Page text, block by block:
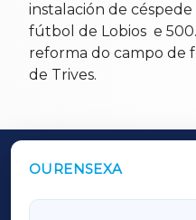
instalación de
fútbol de Lobios e
reforma do campo de
de Trives.
OURENSEXA
OUTROS